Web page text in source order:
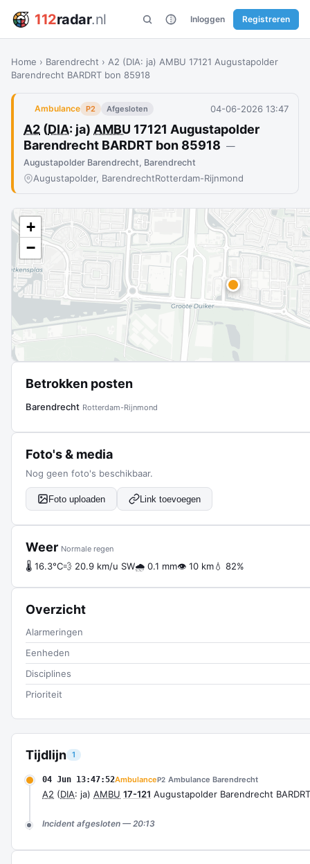
112radar.nl Inloggen Registreren
Home › Barendrecht › A2 (DIA: ja) AMBU 17121 Augustapolder
Barendrecht BARDRT bon 85918
Ambulance P2 Afgesloten 04-06-2026 13:47
A2 (DIA: ja) AMBU 17121 Augustapolder
Barendrecht BARDRT bon 85918 —
Augustapolder Barendrecht, Barendrecht
Augustapolder, BarendrechtRotterdam-Rijnmond
Tijdlijn 1
04 Jun 13:47:52AmbulanceP2 Ambulance Barendrecht
A2 (DIA: ja) AMBU 17-121 Augustapolder Barendrecht
Incident afgesloten — 20:13
+
−
Betrokken posten
Barendrecht Rotterdam-Rijnmond
Foto's & media
Nog geen foto's beschikbaar.
Foto uploaden Link toevoegen
Weer Normale regen
🌡 16.3°C💨 20.9 km/u SW🌧 0.1 mm👁 10 km💧 82%
Overzicht
Alarmeringen
Eenheden
Disciplines
Prioriteit